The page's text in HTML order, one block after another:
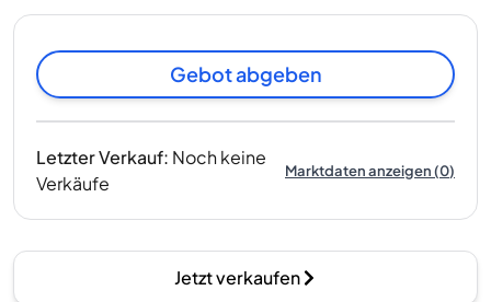
Gebot abgeben
Letzter Verkauf: Noch keine
Verkäufe
Marktdaten anzeigen(0)
Jetzt verkaufen